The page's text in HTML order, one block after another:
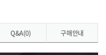
Q&A(0) 구매안내